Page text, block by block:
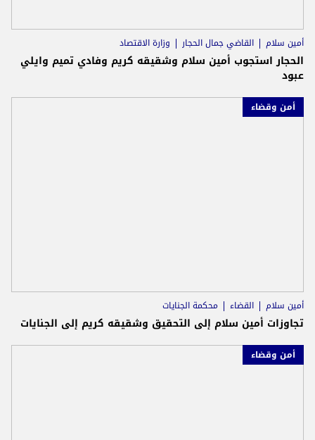
أمين سلام القاضي جمال الحجار وزارة الاقتصاد
الحجار استجوب أمين سلام وشقيقه كريم وفادي تميم وايلي
عبود
أمن وقضاء
أمين سلام القضاء محكمة الجنايات
تجاوزات أمين سلام إلى التحقيق وشقيقه كريم إلى الجنايات
أمن وقضاء